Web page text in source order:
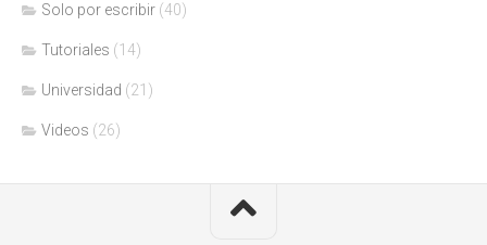
Solo por escribir (40)
Tutoriales (14)
Universidad (21)
Videos (26)